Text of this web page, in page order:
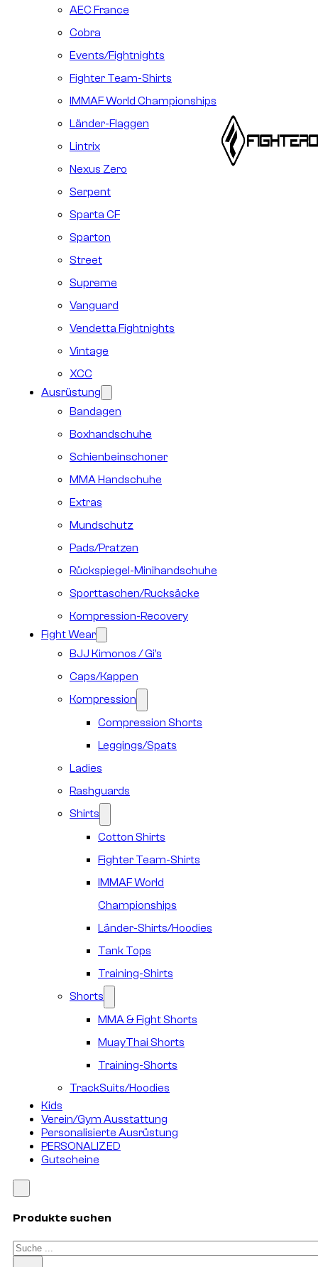
AEC France
Cobra
Events/Fightnights
Fighter Team-Shirts
IMMAF World Championships
Länder-Flaggen
Lintrix
Nexus Zero
Serpent
Sparta CF
Sparton
Street
Supreme
Vanguard
Vendetta Fightnights
Vintage
XCC
Ausrüstung
Bandagen
Boxhandschuhe
Schienbeinschoner
MMA Handschuhe
Extras
Mundschutz
Pads/Pratzen
Rückspiegel-Minihandschuhe
Sporttaschen/Rucksäcke
Kompression-Recovery
Fight Wear
BJJ Kimonos / Gi’s
Caps/Kappen
Kompression
Compression Shorts
Leggings/Spats
Ladies
Rashguards
Shirts
Cotton Shirts
Fighter Team-Shirts
IMMAF World
Championships
Länder-Shirts/Hoodies
Tank Tops
Training-Shirts
Shorts
MMA & Fight Shorts
MuayThai Shorts
Training-Shorts
TrackSuits/Hoodies
Kids
Verein/Gym Ausstattung
Personalisierte Ausrüstung
PERSONALIZED
Gutscheine
Produkte suchen
Suchen